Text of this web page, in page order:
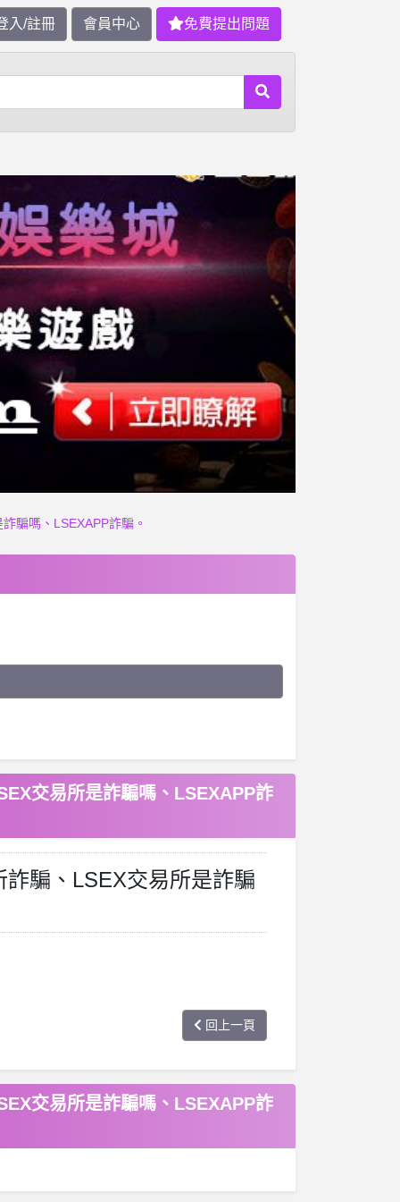
入/註冊 會員中心 免費提出問題
騙嗎、LSEXAPP詐騙。
交易所是詐騙嗎、LSEXAPP詐
騙、LSEX交易所是詐騙
回上一頁
交易所是詐騙嗎、LSEXAPP詐